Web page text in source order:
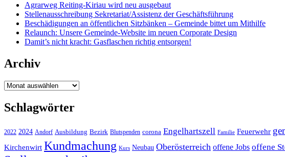
Agrarweg Reiting-Kiriau wird neu ausgebaut
Stellenausschreibung Sekretariat/Assistenz der Geschäftsführung
Beschädigungen an öffentlichen Sitzbänken – Gemeinde bittet um Mithilfe
Relaunch: Unsere Gemeinde-Website im neuen Corporate Design
Damit’s nicht kracht: Gasflaschen richtig entsorgen!
Archiv
Archiv
Schlagwörter
2022 2024 Andorf Ausbildung Bezirk Blutspenden corona Engelhartszell Familie Feuerwehr
Kirchenwirt Kundmachung Kurs Neubau Oberösterreich offene Jobs offene